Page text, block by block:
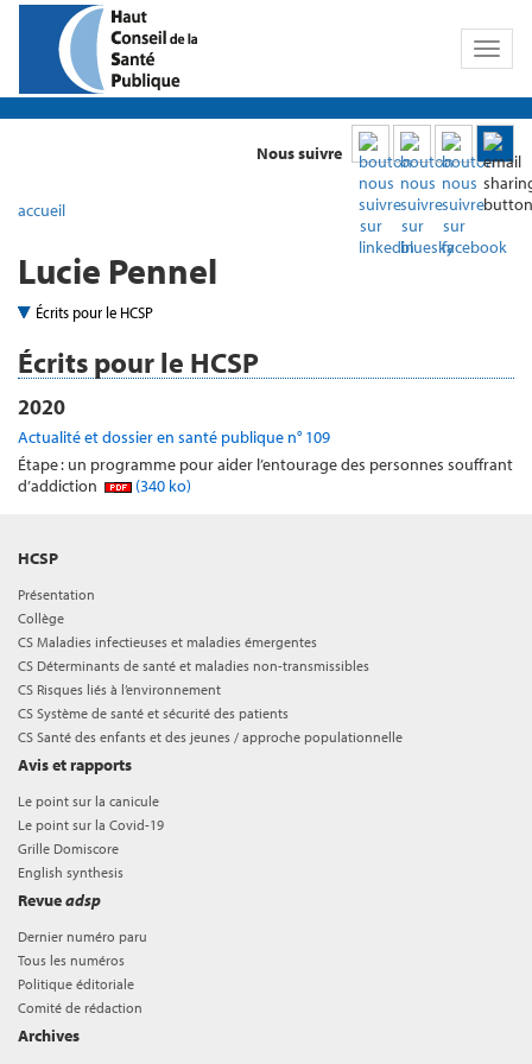
Toggle
Nous suivre
accueil
Lucie Pennel
Écrits pour le HCSP
Écrits pour le HCSP
2020
Actualité et dossier en santé publique n° 109
Étape : un programme pour aider l’entourage des personnes souffrant
d’addiction
(340 ko)
HCSP
Présentation
Collège
CS Maladies infectieuses et maladies émergentes
CS Déterminants de santé et maladies non-transmissibles
CS Risques liés à l’environnement
CS Système de santé et sécurité des patients
CS Santé des enfants et des jeunes / approche populationnelle
Avis et rapports
Le point sur la canicule
Le point sur la Covid-19
Grille Domiscore
English synthesis
Revueadsp
Dernier numéro paru
Tous les numéros
Politique éditoriale
Comité de rédaction
Archives